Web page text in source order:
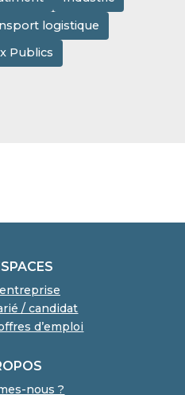
logistique
Publics
/ candidat
d’emploi
nous ?